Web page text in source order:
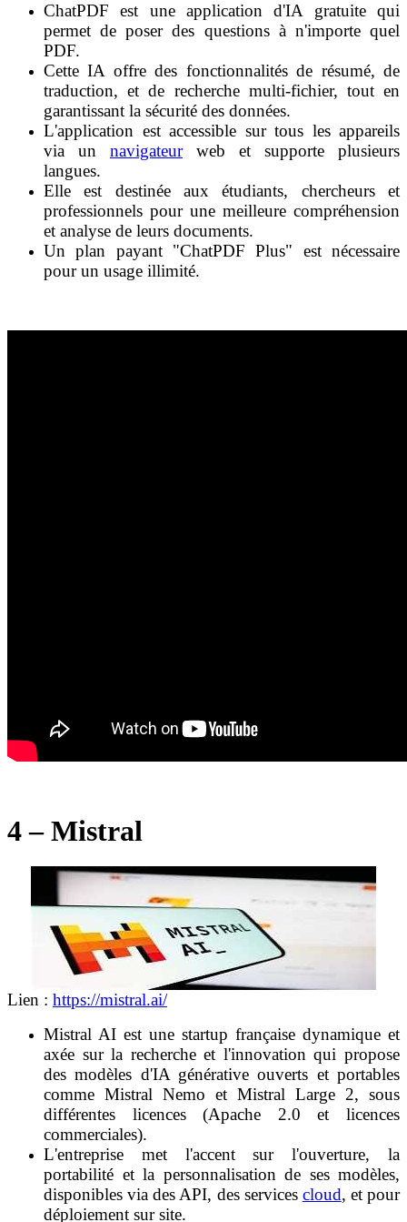
ChatPDF est une application d'IA gratuite qui
permet de poser des questions à n'importe quel
PDF.
Cette IA offre des fonctionnalités de résumé, de
traduction, et de recherche multi-fichier, tout en
garantissant la sécurité des données.
L'application est accessible sur tous les appareils
via un navigateurweb et supporte plusieurs
langues.
Elle est destinée aux étudiants, chercheurs et
professionnels pour une meilleure compréhension
et analyse de leurs documents.
Un plan payant "ChatPDF Plus" est nécessaire
pour un usage illimité.
4 – Mistral
Lien : https://mistral.ai/
Mistral AI est une startup française dynamique et
axée sur la recherche et l'innovation qui propose
des modèles d'IA générative ouverts et portables
comme Mistral Nemo et Mistral Large 2, sous
différentes licences (Apache 2.0 et licences
commerciales).
L'entreprise met l'accent sur l'ouverture, la
portabilité et la personnalisation de ses modèles,
disponibles via des API, des services cloud, et pour
déploiement sur site.